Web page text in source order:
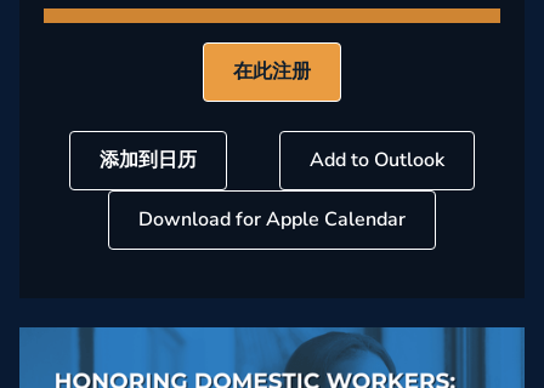
在此注册
添加到日历 Add to Outlook
Download for Apple Calendar